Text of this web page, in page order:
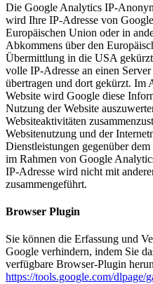
Die Google Analytics IP-
wird Ihre IP-Adresse von
Europäischen Union oder in
Abkommens über den
Übermittlung in die USA
volle IP-Adresse an einen
übertragen und dort gekürzt. Im
Website wird Google diese
Nutzung der Website
Websiteaktivitäten
Websitenutzung und der
Dienstleistungen gegenüber
im Rahmen von Google
IP-Adresse wird nicht mit
zusammengeführt.
Browser Plugin
Sie können die Erfassung und
Google verhindern, indem Sie
verfügbare Browser-Plugin
https://tools.google.com/dlpage/